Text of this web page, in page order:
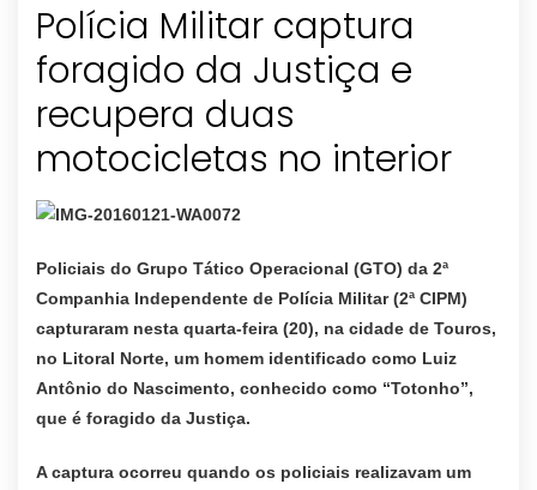
Polícia Militar captura
foragido da Justiça e
recupera duas
Policiais do Grupo Tático Operacional (GTO) da 2ª
Companhia Independente de Polícia Militar (2ª CIPM)
capturaram nesta quarta-feira (20), na cidade de Touros,
no Litoral Norte, um homem identificado como Luiz
Antônio do Nascimento, conhecido como “Totonho”,
que é foragido da Justiça.
A captura ocorreu quando os policiais realizavam um